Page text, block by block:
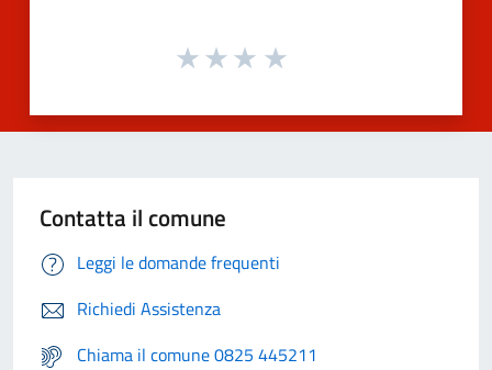
Contatta il comune
Leggi le domande frequenti
Richiedi Assistenza
Chiama il comune 0825 445211